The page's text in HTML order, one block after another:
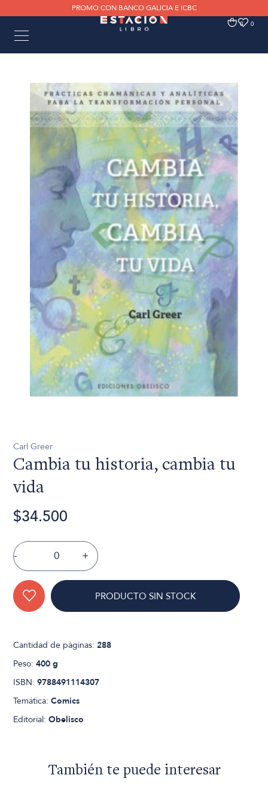
PROMO CON BANCO GALICIA E ICBC
0 0
Carl Greer
Cambia tu historia, cambia tu
vida
$34.500
- +
PRODUCTO SIN STOCK
Cantidad de páginas:288
Peso:400 g
ISBN:9788491114307
Temática:Comics
Editorial:Obelisco
También te puede interesar